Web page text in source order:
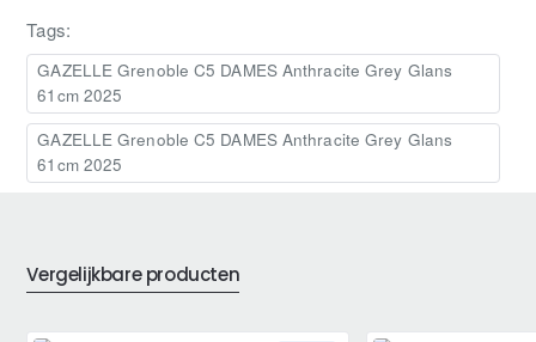
Tags:
GAZELLE Grenoble C5 DAMES Anthracite Grey Glans
61cm 2025
GAZELLE Grenoble C5 DAMES Anthracite Grey Glans
61cm 2025
Vergelijkbare producten